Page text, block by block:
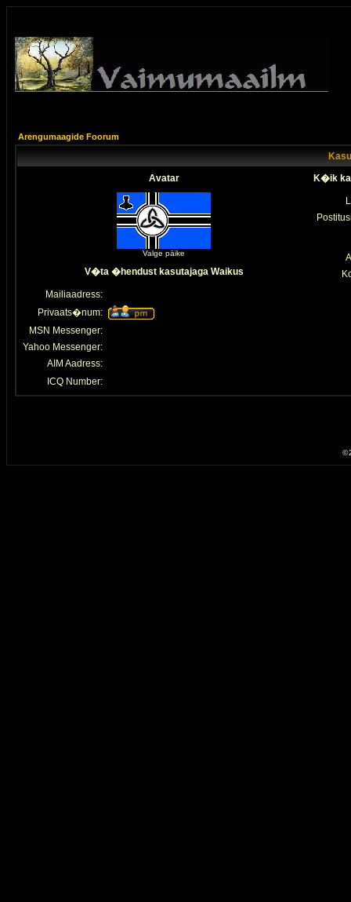
Arengumaagide Foorum
Avatar
K�ik
Valge päike
V�ta �hendust kasutajaga Waikus
Mailiaadress:
Privaats�num:
MSN Messenger:
Yahoo Messenger:
AIM Aadress:
ICQ Number:
©